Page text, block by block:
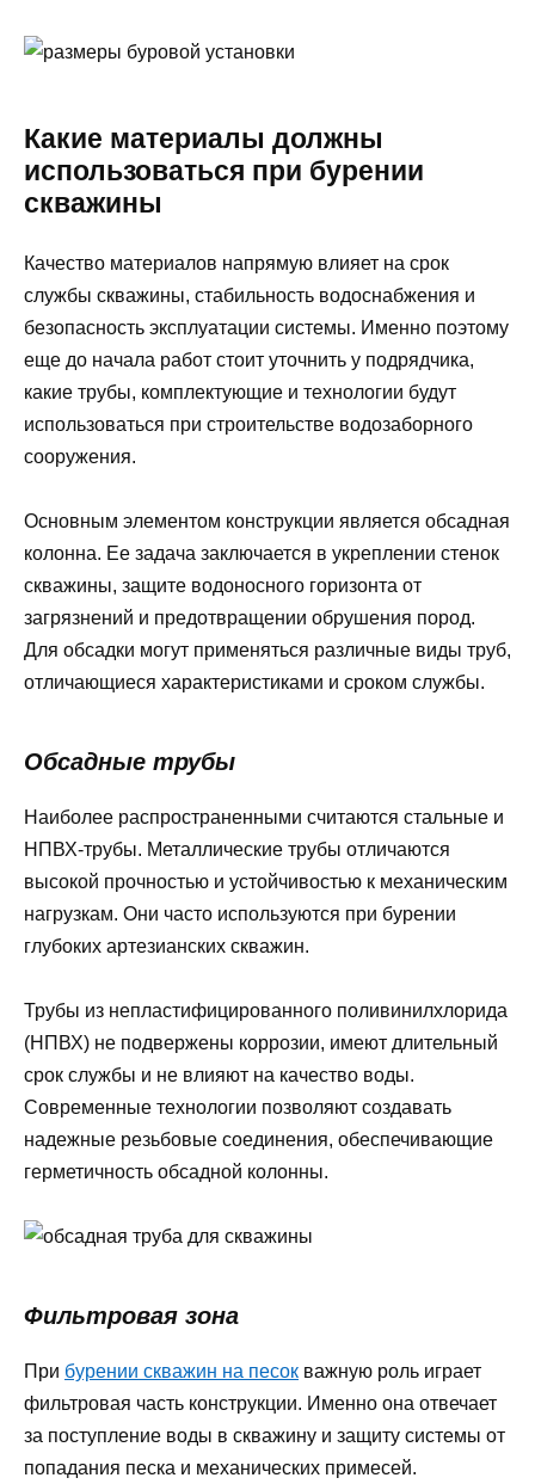
Какие материалы должны
использоваться при бурении
скважины
Качество материалов напрямую влияет на срок
службы скважины, стабильность водоснабжения и
безопасность эксплуатации системы. Именно поэтому
еще до начала работ стоит уточнить у подрядчика,
какие трубы, комплектующие и технологии будут
использоваться при строительстве водозаборного
сооружения.
Основным элементом конструкции является обсадная
колонна. Ее задача заключается в укреплении стенок
скважины, защите водоносного горизонта от
загрязнений и предотвращении обрушения пород.
Для обсадки могут применяться различные виды труб,
отличающиеся характеристиками и сроком службы.
Обсадные трубы
Наиболее распространенными считаются стальные и
НПВХ-трубы. Металлические трубы отличаются
высокой прочностью и устойчивостью к механическим
нагрузкам. Они часто используются при бурении
глубоких артезианских скважин.
Трубы из непластифицированного поливинилхлорида
(НПВХ) не подвержены коррозии, имеют длительный
срок службы и не влияют на качество воды.
Современные технологии позволяют создавать
надежные резьбовые соединения, обеспечивающие
герметичность обсадной колонны.
Фильтровая зона
При бурении скважин на песок важную роль играет
фильтровая часть конструкции. Именно она отвечает
за поступление воды в скважину и защиту системы от
попадания песка и механических примесей.